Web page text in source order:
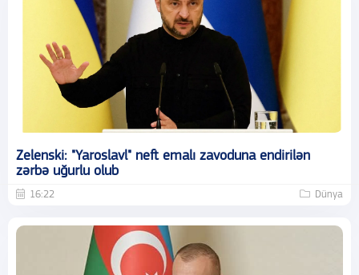
Zelenski: "Yaroslavl" neft emalı zavoduna endirilən
zərbə uğurlu olub
16:22 Dünya